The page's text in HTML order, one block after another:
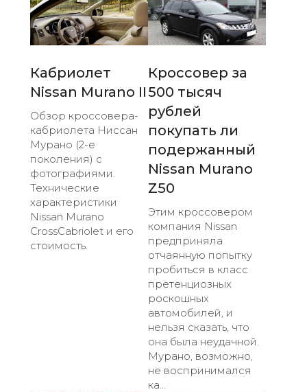
Кабриолет
Nissan Murano II
Обзор кроссовера-
кабриолета Ниссан
Мурано (2-е
поколения) с
фотографиями.
Технические
характеристики
Nissan Murano
CrossCabriolet и его
стоимость.
Кроссовер за
500 тысяч
рублей
покупать ли
подержанный
Nissan Murano
Z50
Этим кроссовером
компания Nissan
предприняла
отчаянную попытку
пробиться в класс
претенциозных
роскошных
автомобилей, и
нельзя сказать, что
она была неудачной.
Мурано, возможно,
не воспринимался
ка...